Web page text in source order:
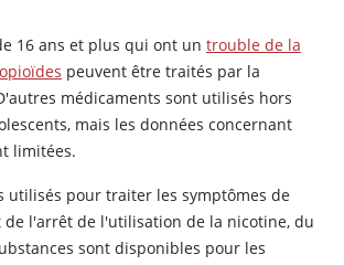
16 ans et plus qui ont un trouble de la
peuvent être traités par la
médicaments sont utilisés hors
mais les données concernant
limitées.
utilisés pour traiter les symptômes de
de l'arrêt de l'utilisation de la nicotine, du
sont disponibles pour les